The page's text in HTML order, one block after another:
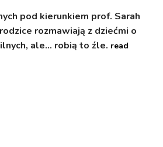
pod kierunkiem prof. Sarah
rozmawiają z dziećmi o
ale… robią to źle. read